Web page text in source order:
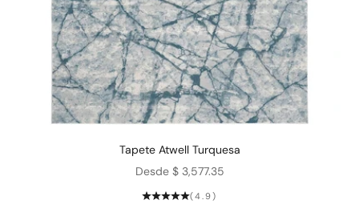
Tapete Atwell Turquesa
Precio de oferta
Desde $ 3,577.35
(4.9)